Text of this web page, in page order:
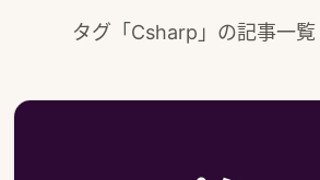
タグ「Csharp」の記事一覧